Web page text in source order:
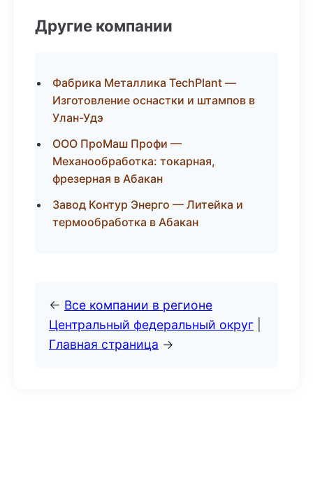
Другие компании
Фабрика Металлика TechPlant —
Изготовление оснастки и штампов в
Улан-Удэ
ООО ПроМаш Профи —
Механообработка: токарная,
фрезерная в Абакан
Завод Контур Энерго — Литейка и
термообработка в Абакан
← Все компании в регионе
Центральный федеральный округ
Главная страница →